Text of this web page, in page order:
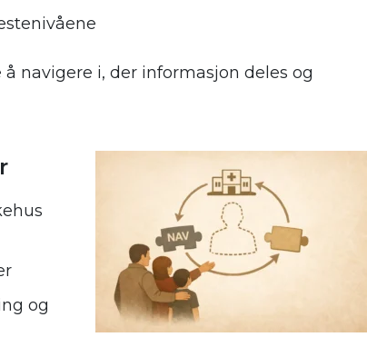
navigere i, der informasjon deles og
og